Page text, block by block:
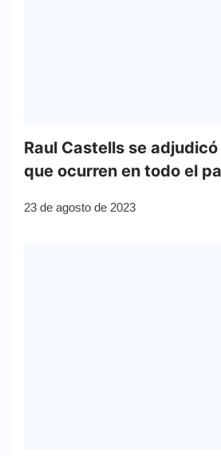
Raul Castells se
que ocurren en todo el
23 de agosto de 2023